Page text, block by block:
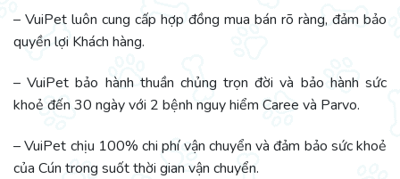
– VuiPet luôn cung cấp hợp đồng mua bán rõ ràng, đảm bảo
quyền lợi Khách hàng.
– VuiPet bảo hành thuần chủng trọn đời và bảo hành sức
khoẻ đến 30 ngày với 2 bệnh nguy hiểm Caree và Parvo.
– VuiPet chịu 100% chi phí vận chuyển và đảm bảo sức khoẻ
của Cún trong suốt thời gian vận chuyển.